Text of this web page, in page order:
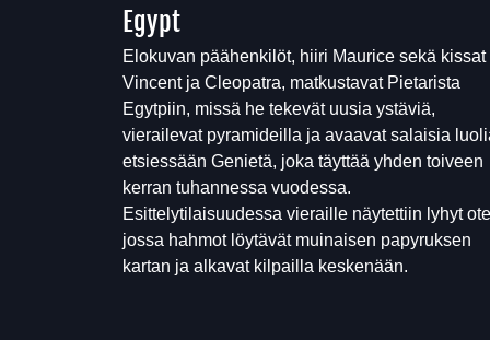
Egypt
Elokuvan päähenkilöt, hiiri Maurice sekä kissat
Vincent ja Cleopatra, matkustavat Pietarista
Egytpiin, missä he tekevät uusia ystäviä,
vierailevat pyramideilla ja avaavat salaisia
etsiessään Genietä, joka täyttää yhden toiveen
kerran tuhannessa vuodessa.
Esittelytilaisuudessa vieraille näytettiin lyhyt
jossa hahmot löytävät muinaisen papyruksen
kartan ja alkavat kilpailla keskenään.